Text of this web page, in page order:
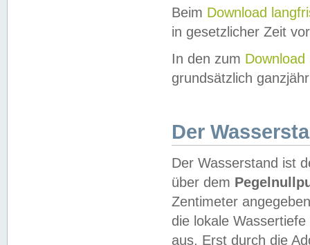
Beim Download
in gesetzlicher Zeit
In den zum Download
grundsätzlich
Der
Der Wasserstand ist
über dem
Zentimeter
die lokale
aus. Erst durch die